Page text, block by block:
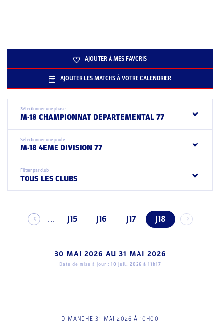
AJOUTER À MES FAVORIS
AJOUTER LES MATCHS À VOTRE CALENDRIER
Sélectionner une phase
M-18 CHAMPIONNAT DEPARTEMENTAL 77
Sélectionner une poule
M-18 4EME DIVISION 77
Filtrer par club
TOUS LES CLUBS
... J15 J16 J17 J18
30 MAI 2026 AU 31 MAI 2026
Date de mise à jour : 10 juil. 2026 à 11h17
DIMANCHE 31 MAI 2026 À 10H00